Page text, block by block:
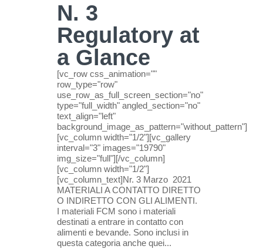
N. 3
Regulatory at
a Glance
[vc_row css_animation=""
row_type="row"
use_row_as_full_screen_section="no"
type="full_width" angled_section="no"
text_align="left"
background_image_as_pattern="without_pattern"]
[vc_column width="1/2"][vc_gallery
interval="3" images="19790"
img_size="full"][/vc_column]
[vc_column width="1/2"]
[vc_column_text]Nr. 3 Marzo 2021
MATERIALI A CONTATTO DIRETTO
O INDIRETTO CON GLI ALIMENTI.
I materiali FCM sono i materiali
destinati a entrare in contatto con
alimenti e bevande. Sono inclusi in
questa categoria anche quei...